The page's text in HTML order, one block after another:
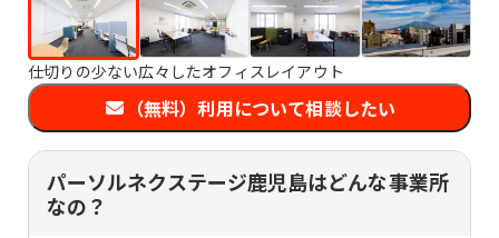
仕切りの少ない広々したオフィスレイアウト
（無料）利用について相談したい
パーソルネクステージ鹿児島はどんな事業所
なの？